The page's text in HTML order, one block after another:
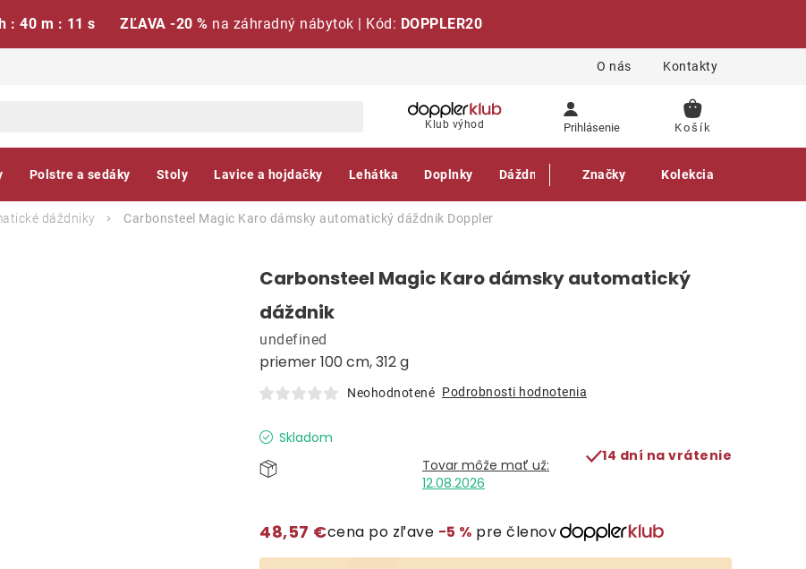
: 40 m : 10 s ZĽAVA -20 % na záhradný nábytok | Kód: DOPPLER20
O nás Kontakty
Klub výhod Prihlásenie
NÁKUPNÝ
Polstre a sedáky Stoly Lavice a hojdačky Lehátka Doplnky Dáždniky Gastro produkty
Značky Kolekcia
dáždniky Carbonsteel Magic Karo dámsky automatický dáždnik Doppler
Carbonsteel Magic Karo dámsky automatický
dáždnik
priemer 100 cm, 312 g
undefined
Neohodnotené Podrobnosti hodnotenia
Skladom
12.08.2026
14 dní na vrátenie
48,57 €cena po zľave −5 % pre členov